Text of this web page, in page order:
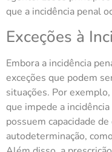
que a incidência penal
Exceções à
Embora a incidência
exceções que podem
situações. Por
que impede a
possuem capacidade
autodeterminação,